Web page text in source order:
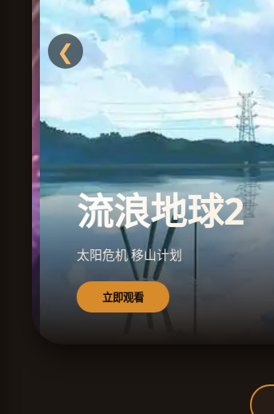
流浪地球2
太阳危机 移山计划
立即观看
❮